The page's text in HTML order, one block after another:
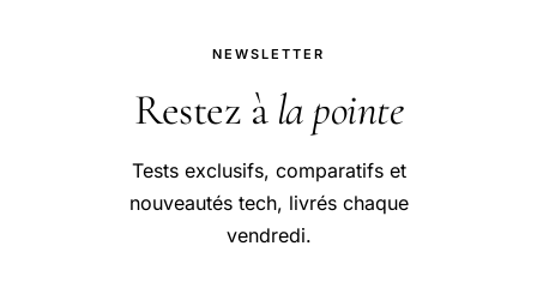
NEWSLETTER
Restez à la pointe
Tests exclusifs, comparatifs et
nouveautés tech, livrés chaque
vendredi.